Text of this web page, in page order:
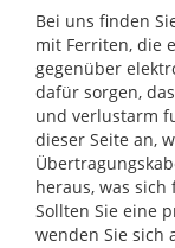
Bei uns finden
mit Ferriten, die
gegenüber
dafür sorgen,
und verlustarm
dieser Seite an,
heraus, was
Sollten Sie eine
wenden Sie sich